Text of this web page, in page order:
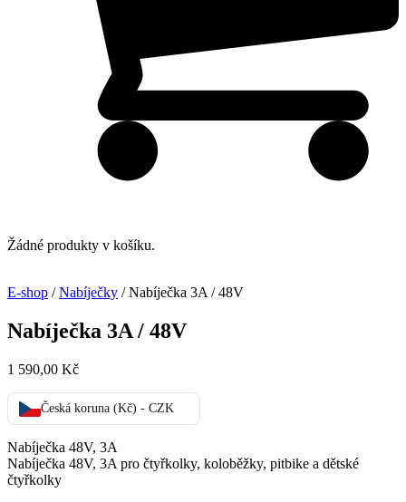
Žádné produkty v košíku.
E-shop /Nabíječky / Nabíječka 3A / 48V
Nabíječka 3A / 48V
1 590,00 Kč
Česká koruna (Kč) - CZK
Nabíječka 48V, 3A
Nabíječka 48V, 3A pro čtyřkolky, koloběžky, pitbike a dětské
čtyřkolky